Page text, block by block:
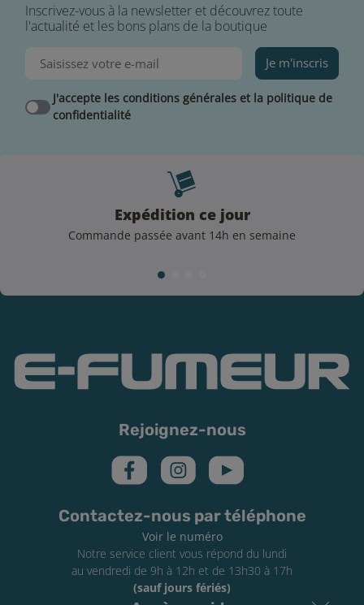
Inscrivez-vous à la newsletter et découvrez toute
l'actualité et les bons plans de la boutique
Je m'inscris
J'accepte les conditions générales et la politique de
confidentialité
Expédition ce jour
Commande passée avant 14h en semaine
Rejoignez-nous
Contactez-nous par téléphone
Voir le numéro
Notre service client vous répond du lundi
au vendredi de 9h à 12h et de 13h30 à 17h
(sauf jours fériés)